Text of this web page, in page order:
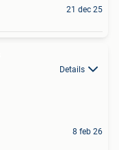
21 dec 25
Details
8 feb 26